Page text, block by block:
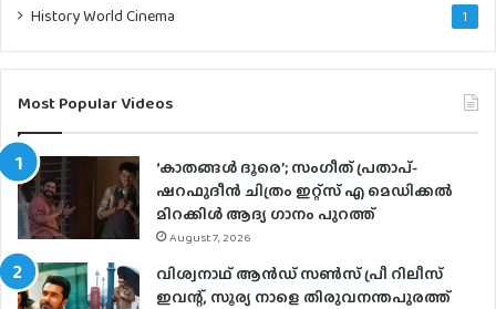
History World Cinema 1
Most Popular Videos
‘കാതങ്ങൾ ദൂരെ’; സംഗീത് പ്രതാപ്-
ഷറഫുദീൻ ചിത്രം ഇറ്റ്സ് എ മെഡിക്കൽ
മിറക്കിൾ ആദ്യ ഗാനം പുറത്ത്
August 7, 2026
വിശ്വനാഥ് ആന്‍ഡ് സണ്‍സ് പ്രീ റിലീസ്
ഇവന്റ്, സൂര്യ നാളെ തിരുവനന്തപുരത്ത്